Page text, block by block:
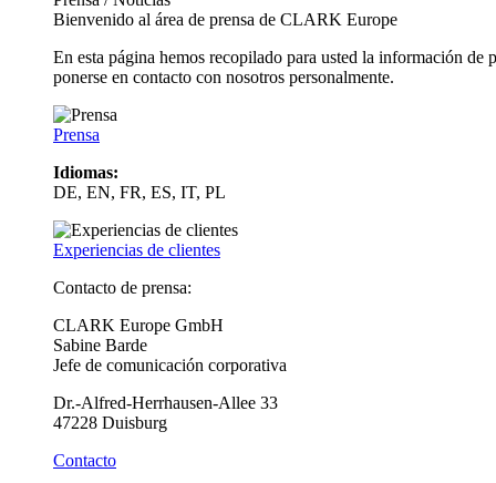
Bienvenido al área de prensa de CLARK Europe
En esta página hemos recopilado para usted la información
ponerse en contacto con nosotros personalmente.
Prensa
Idiomas:
DE, EN, FR, ES, IT, PL
Experiencias de clientes
Contacto de prensa:
CLARK Europe GmbH
Sabine Barde
Jefe de comunicación corporativa
Dr.-Alfred-Herrhausen-Allee 33
47228 Duisburg
Contacto